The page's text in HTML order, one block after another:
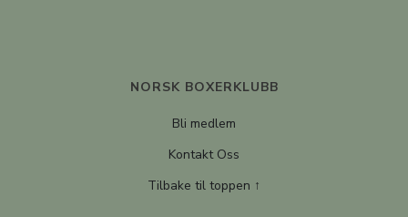
NORSK BOXERKLUBB
Bli medlem
Kontakt Oss
Tilbake til toppen ↑